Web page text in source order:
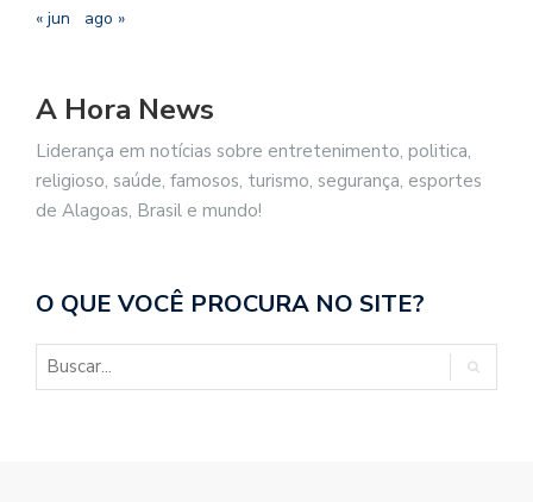
« jun ago »
A Hora News
Liderança em notícias sobre entretenimento, politica,
religioso, saúde, famosos, turismo, segurança, esportes
de Alagoas, Brasil e mundo!
O QUE VOCÊ PROCURA NO SITE?